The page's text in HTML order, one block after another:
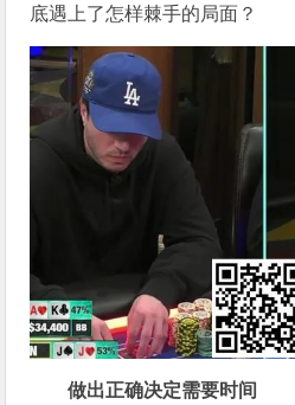
底遇上了怎样棘手的局面？
做出正确决定需要时间